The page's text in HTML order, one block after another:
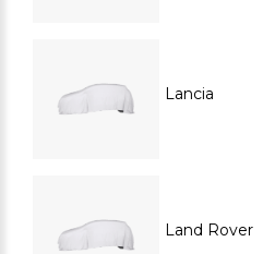
Lancia
Land Rover